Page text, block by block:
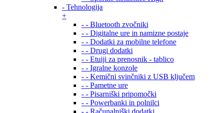
- Tehnologija
+
- - Bluetooth zvočniki
- - Digitalne ure in namizne postaje
- - Dodatki za mobilne telefone
- - Drugi dodatki
- - Etuiji za prenosnik - tablico
- - Igralne konzole
- - Kemični svinčniki z USB ključem
- - Pametne ure
- - Pisarniški pripomočki
- - Powerbanki in polnilci
- - Računalniški dodatki